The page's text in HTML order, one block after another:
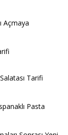
Açmaya
Tarifi
Pasta